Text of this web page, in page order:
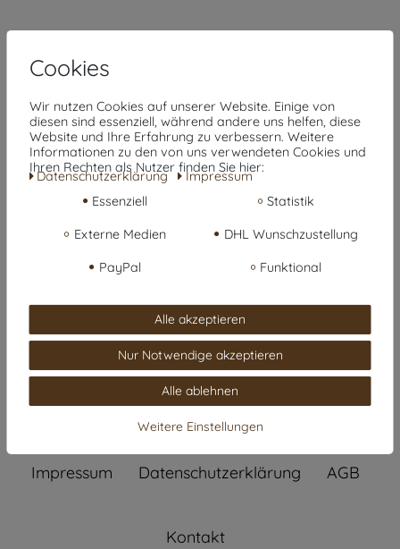
Widerruf ist formfrei und ohne Angabe von Gründen
Zum Online-Widerruf
Widerrufs­recht Widerrufs­formular
Impressum Daten­schutz­erklärung AGB
Kontakt
Cookies
Wir nutzen Cookies auf unserer Website. Einige von
diesen sind essenziell, während andere uns helfen, diese
Website und Ihre Erfahrung zu verbessern. Weitere
Informationen zu den von uns verwendeten Cookies und
Ihren Rechten als Nutzer finden Sie hier:
Daten­schutz­erklärung
Impressum
Essenziell
Statistik
Externe Medien DHL Wunschzustellung
PayPal Funktional
Alle akzeptieren
Nur Notwendige akzeptieren
Alle ablehnen
Weitere Einstellungen